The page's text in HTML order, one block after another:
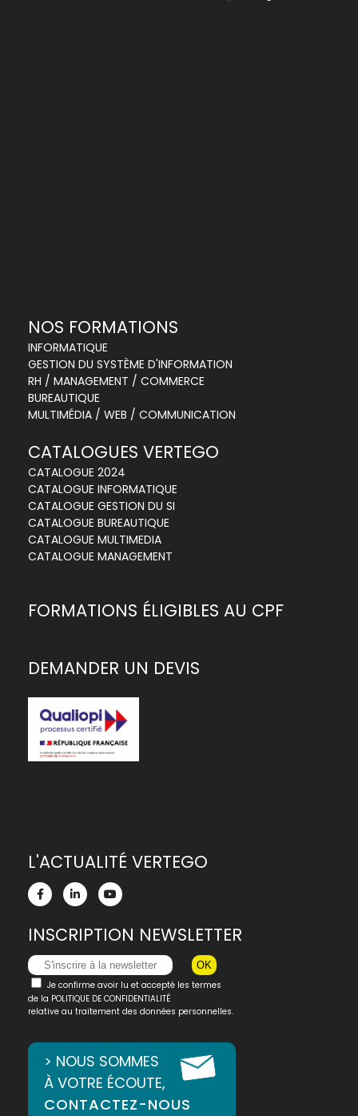
NOS FORMATIONS
INFORMATIQUE
GESTION DU SYSTÈME D'INFORMATION
RH / MANAGEMENT / COMMERCE
BUREAUTIQUE
MULTIMÉDIA / WEB / COMMUNICATION
CATALOGUES VERTEGO
CATALOGUE 2024
CATALOGUE INFORMATIQUE
CATALOGUE GESTION DU SI
CATALOGUE BUREAUTIQUE
CATALOGUE MULTIMEDIA
CATALOGUE MANAGEMENT
FORMATIONS ÉLIGIBLES AU CPF
DEMANDER UN DEVIS
L'ACTUALITÉ VERTEGO
INSCRIPTION NEWSLETTER
Je confirme avoir lu et accepté les termes
de la POLITIQUE DE CONFIDENTIALITÉ
relative au traitement des données personnelles.
> NOUS SOMMES
À VOTRE ÉCOUTE,
CONTACTEZ-NOUS